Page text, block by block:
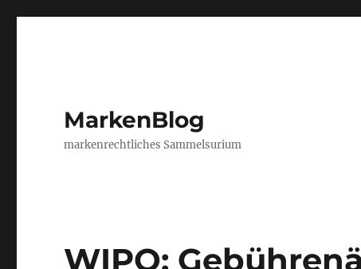
MarkenBlog
markenrechtliches Sammelsurium
WIPO: